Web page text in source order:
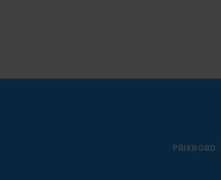
PRIKBORD